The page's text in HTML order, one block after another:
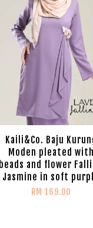
Kaili&Co. Baju
Moden pleated with
beads and flower
Jasmine in soft
RM 169.00